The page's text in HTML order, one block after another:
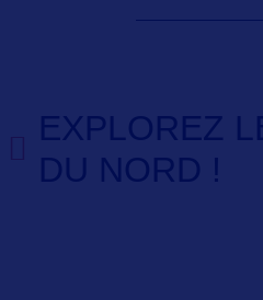
EXPLOREZ
DU NORD !